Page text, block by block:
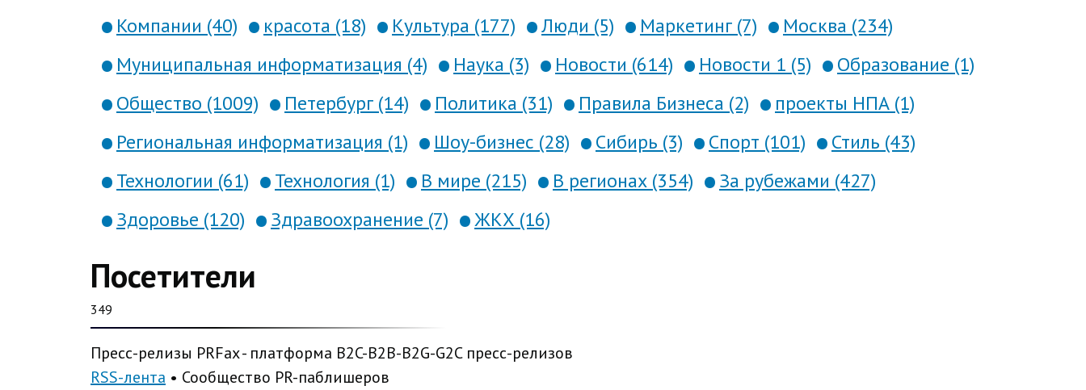
Компании (40)
красота (18) Культура (177) Люди (5) Маркетинг (7)
Москва (234)
Муниципальная информатизация (4)
Наука (3) Новости (614) Новости 1 (5)
Образование (1)
Общество (1009)
Петербург (14) Политика (31) Правила Бизнеса (2)
проекты НПА (1)
Региональная информатизация (1)
Шоу-бизнес (28) Сибирь (3) Спорт (101)
Стиль (43)
Технологии (61)
Технология (1) В мире (215) В регионах (354)
За рубежами (427)
Здоровье (120)
Здравоохранение (7) ЖКХ (16)
Посетители
349
Пресс-релизы PRFax - платформа B2C-B2B-B2G-G2C пресс-релизов
RSS-лента • Сообщество PR-паблишеров